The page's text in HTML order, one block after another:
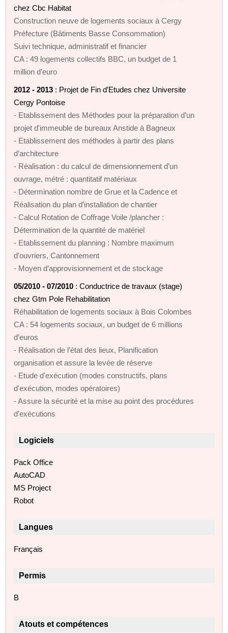
chez Cbc Habitat
Construction neuve de logements sociaux à Cergy
Préfecture (Bâtiments Basse Consommation)
Suivi technique, administratif et financier
CA : 49 logements collectifs BBC, un budget de 1
million d’euro
2012 - 2013 : Projet de Fin d’Etudes chez Universite
Cergy Pontoise
- Etablissement des Méthodes pour la préparation d’un
projet d'immeuble de bureaux Anstide à Bagneux
- Etablissement des méthodes à partir des plans
d’architecture
- Réalisation : du calcul de dimensionnement d’un
ouvrage, métré : quantitatif matériaux
- Détermination nombre de Grue et la Cadence et
Réalisation du plan d’installation de chantier
- Calcul Rotation de Coffrage Voile /plancher :
Détermination de la quantité de matériel
- Etablissement du planning : Nombre maximum
d’ouvriers, Cantonnement
- Moyen d’approvisionnement et de stockage
05/2010 - 07/2010 : Conductrice de travaux (stage)
chez Gtm Pole Rehabilitation
Réhabilitation de logements sociaux à Bois Colombes
CA : 54 logements sociaux, un budget de 6 millions
d’euros
- Réalisation de l’état des lieux, Planification
organisation et assure la levée de réserve
- Etude d'exécution (modes constructifs, plans
d'exécution, modes opératoires)
- Assure la sécurité et la mise au point des procédures
d’exécutions
Logiciels
Pack Office
AutoCAD
MS Project
Robot
Langues
Français
Permis
B
Atouts et compétences